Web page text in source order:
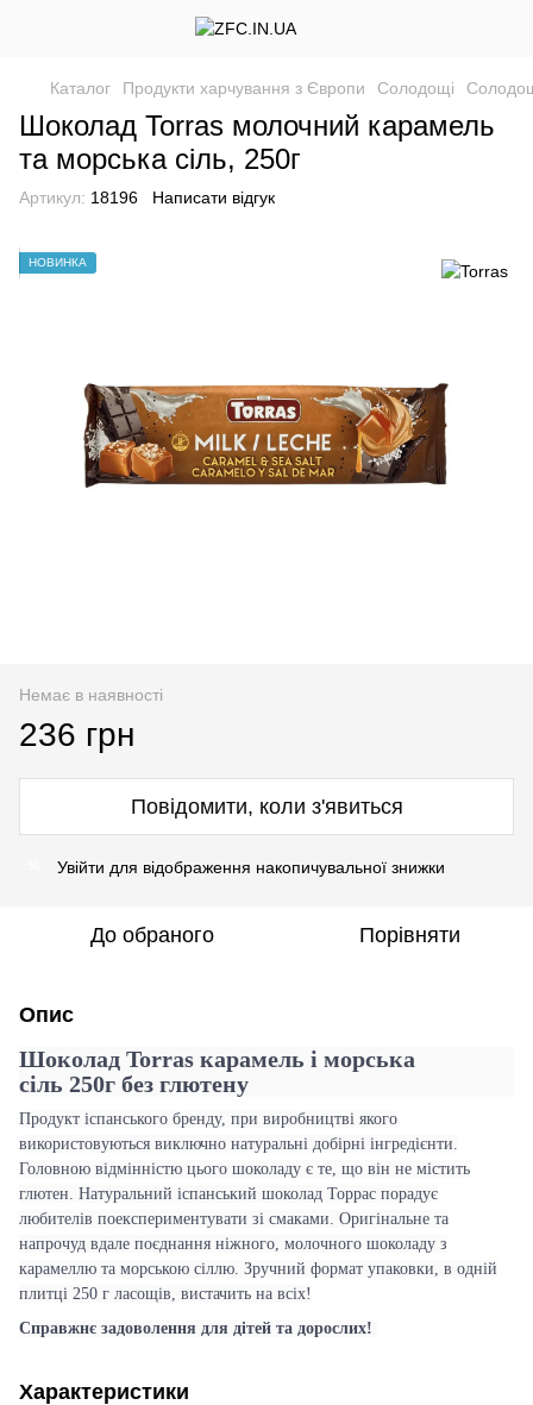
Каталог Продукти харчування з Європи Солодощі
Шоколад Torras молочний карамель
та морська сіль, 250г
Артикул: 18196 Написати відгук
НОВИНКА
Немає в наявності
236 грн
Повідомити, коли з'явиться
Увійти для відображення накопичувальної знижки
До обраного Порівняти
Опис
Шоколад Torras карамель і морська
сіль 250г без глютену
Продукт іспанського бренду, при виробництві якого
використовуються виключно натуральні добірні інгредієнти.
Головною відмінністю цього шоколаду є те, що він не містить
глютен. Натуральний іспанський шоколад Торрас порадує
любителів поекспериментувати зі смаками. Оригінальне та
напрочуд вдале поєднання ніжного, молочного шоколаду з
карамеллю та морською сіллю. Зручний формат упаковки, в одній
плитці 250 г ласощів, вистачить на всіх!
Справжнє задоволення для дітей та дорослих!
Характеристики